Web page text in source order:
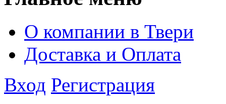
О компании в Твери
Доставка и Оплата
Вход Регистрация